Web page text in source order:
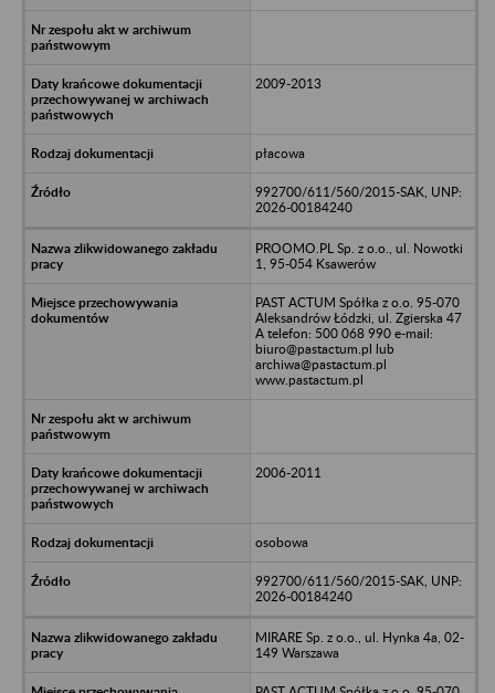
2009-2013
płacowa
992700/611/560/2015-SAK, UNP:
2026-00184240
PROOMO.PL Sp. z o.o., ul. Nowotki
1, 95-054 Ksawerów
PAST ACTUM Spółka z o.o. 95-070
Aleksandrów Łódzki, ul. Zgierska 47
A telefon: 500 068 990 e-mail:
biuro@pastactum.pl lub
archiwa@pastactum.pl
www.pastactum.pl
2006-2011
osobowa
992700/611/560/2015-SAK, UNP:
2026-00184240
MIRARE Sp. z o.o., ul. Hynka 4a, 02-
149 Warszawa